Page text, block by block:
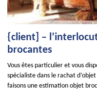
{client] –
brocantes
Vous êtes particulier et vous
spécialiste dans le rachat
faisons une estimation objet